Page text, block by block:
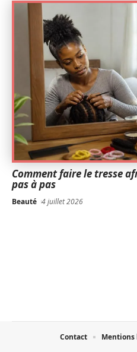
Comment faire le tresse
pas à pas
Beauté 4 juillet 2026
Contact Mentions